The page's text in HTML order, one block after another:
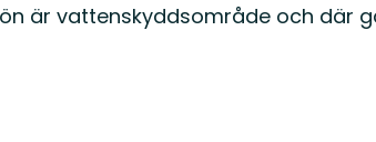
är vattenskyddsområde och där